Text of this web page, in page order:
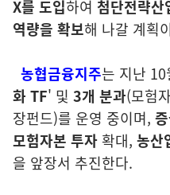
X를 도입하여 첨단전략산
역량을 확보해 나갈 계획
농협금융지주는 지난
화 TF' 및 3개 분과(모험
장펀드)를 운영 중이며,
모험자본 투자 확대, 농산
을 앞장서 추진한다.